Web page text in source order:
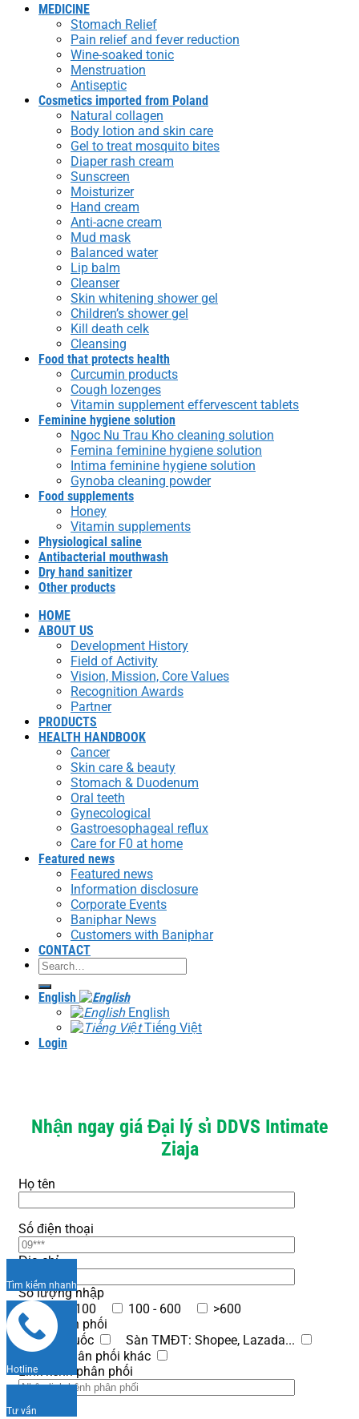
Tìm kiếm nhanh
Hotline
Tư vấn
MEDICINE
Stomach Relief
Pain relief and fever reduction
Wine-soaked tonic
Menstruation
Antiseptic
Cosmetics imported from Poland
Natural collagen
Body lotion and skin care
Gel to treat mosquito bites
Diaper rash cream
Sunscreen
Moisturizer
Hand cream
Anti-acne cream
Mud mask
Balanced water
Lip balm
Cleanser
Skin whitening shower gel
Children’s shower gel
Kill death celk
Cleansing
Food that protects health
Curcumin products
Cough lozenges
Vitamin supplement effervescent tablets
Feminine hygiene solution
Ngoc Nu Trau Kho cleaning solution
Femina feminine hygiene solution
Intima feminine hygiene solution
Gynoba cleaning powder
Food supplements
Honey
Vitamin supplements
Physiological saline
Antibacterial mouthwash
Dry hand sanitizer
Other products
HOME
ABOUT US
Development History
Field of Activity
Vision, Mission, Core Values
Recognition Awards
Partner
PRODUCTS
HEALTH HANDBOOK
Cancer
Skin care & beauty
Stomach & Duodenum
Oral teeth
Gynecological
Gastroesophageal reflux
Care for F0 at home
Featured news
Featured news
Information disclosure
Corporate Events
Baniphar News
Customers with Baniphar
CONTACT
Search
for:
English
English
Tiếng Việt
Login
Nhận ngay giá Đại lý sỉ DDVS Intimate
Ziaja
Họ tên
Số điện thoại
Địa chỉ
Số lượng nhập
50 - 100
100 - 600
>600
Kênh phân phối
Nhà Thuốc
Sàn TMĐT: Shopee, Lazada...
Kênh phân phối khác
Link kênh phân phối